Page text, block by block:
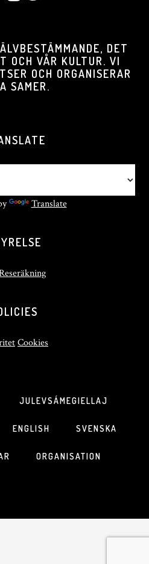
DET
OCH VÅR KULTUR. VI
OCH ORGANISERAR
SAMER.
Translate
Cookies
JULEVSÁMEGIELLAJ
ENGLISH SVENSKA
ORGANISATION